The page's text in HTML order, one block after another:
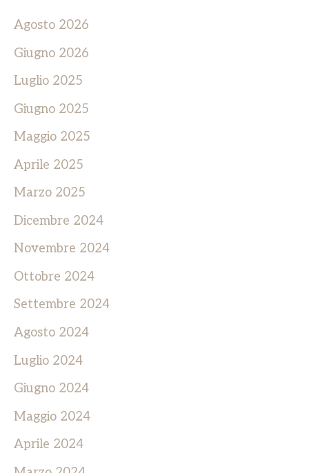
Agosto 2026
Giugno 2026
Luglio 2025
Giugno 2025
Maggio 2025
Aprile 2025
Marzo 2025
Dicembre 2024
Novembre 2024
Ottobre 2024
Settembre 2024
Agosto 2024
Luglio 2024
Giugno 2024
Maggio 2024
Aprile 2024